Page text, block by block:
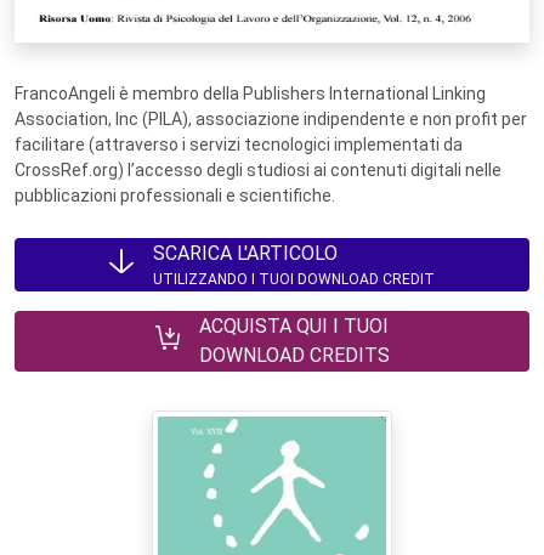
FrancoAngeli è membro della Publishers International Linking
Association, Inc (PILA), associazione indipendente e non profit per
facilitare (attraverso i servizi tecnologici implementati da
CrossRef.org) l’accesso degli studiosi ai contenuti digitali nelle
pubblicazioni professionali e scientifiche.
SCARICA L'ARTICOLO
UTILIZZANDO I TUOI DOWNLOAD CREDIT
ACQUISTA QUI I TUOI
DOWNLOAD CREDITS